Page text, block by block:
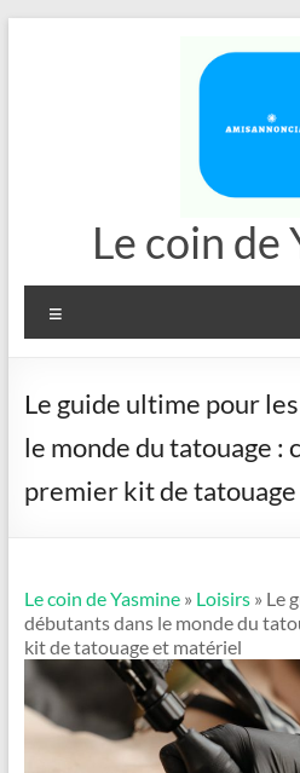
Le coin de
Le guide ultime pour
le monde du tatouage :
premier kit de
Le coin de Yasmine» Loisirs» Le
débutants dans le monde du
kit de tatouage et matériel